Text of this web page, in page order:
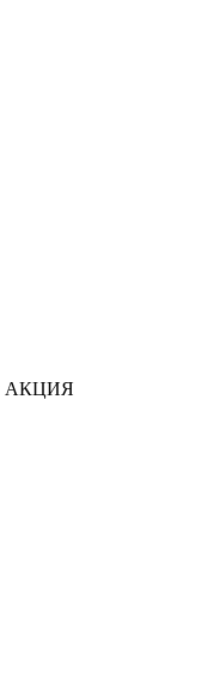
АКЦИЯ